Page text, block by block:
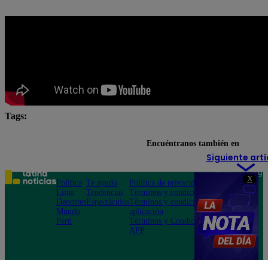
X
Tags:
Siguiente
Encuéntranos también en
Política
Lima
Deportes
Mundo
Perú
Te ayudo
Tendencias
Espectáculos
Política de privacidad
Términos y condiciones
Términos y condiciones
aplicación
Términos y Condiciones
APP
Teléfono: 219
Av. San
Felipe 968
Jesús María